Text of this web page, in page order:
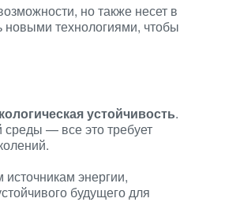
но также несет в
новыми технологиями, чтобы
устойчивость.
— все это требует
энергии,
будущего для